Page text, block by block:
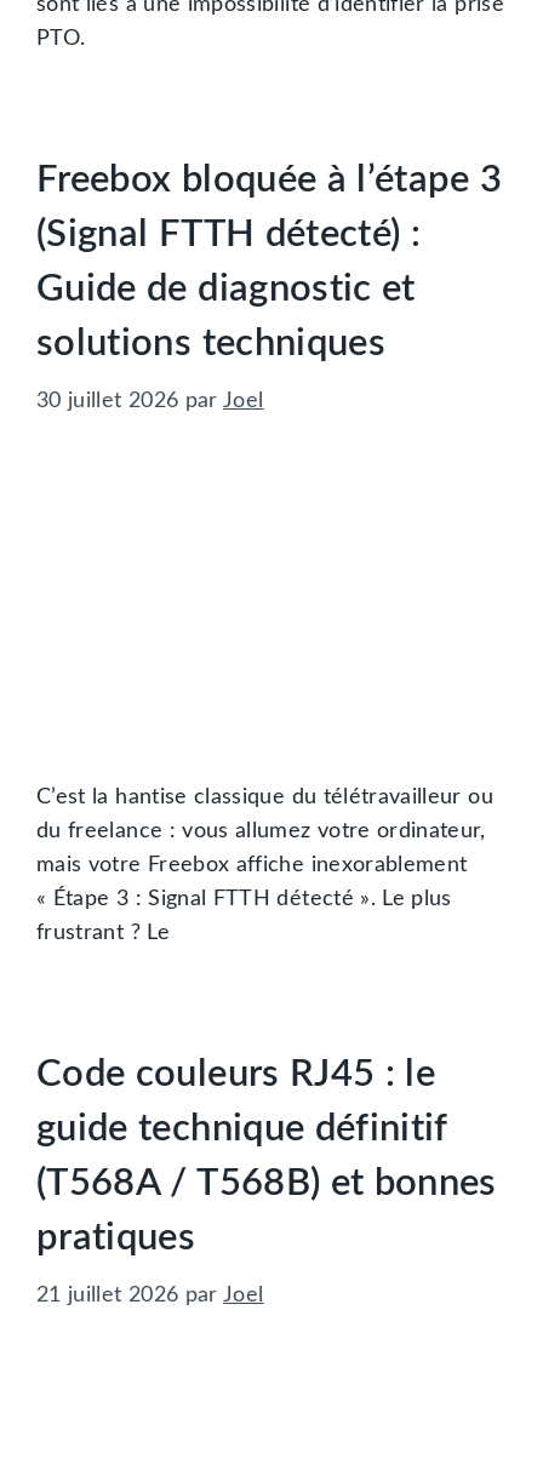
sont liés à une impossibilité d’identifier la prise
PTO.
Freebox bloquée à l’étape 3
(Signal FTTH détecté) :
Guide de diagnostic et
solutions techniques
30 juillet 2026 par Joel
C’est la hantise classique du télétravailleur ou
du freelance : vous allumez votre ordinateur,
mais votre Freebox affiche inexorablement
« Étape 3 : Signal FTTH détecté ». Le plus
frustrant ? Le
Code couleurs RJ45 : le
guide technique définitif
(T568A / T568B) et bonnes
pratiques
21 juillet 2026 par Joel